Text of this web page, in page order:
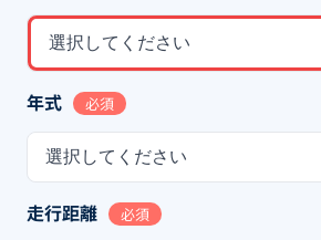
選択してください
年式 必須
選択してください
走行距離 必須